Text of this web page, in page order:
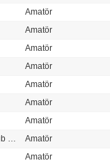
Amatör
Amatör
Amatör
Amatör
Amatör
Amatör
Amatör
Lycke Golf & Country Club Marstrand Amatör
Amatör